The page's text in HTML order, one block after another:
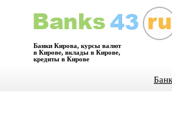
Банки Кирова, курсы валют
в Кирове, вклады в Кирове,
кредиты в Кирове